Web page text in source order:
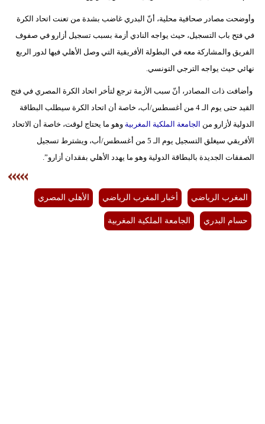
علوم
وتكنولوجيا
مدوَّنات
وأوضحت مصادر صحافية محلية، أنّ البدري غاضب بشدة من تعنت اتحاد الكرة
في فتح باب التسجيل، حيث يواجه النادي أزمة بسبب تسجيل أزارو في صفوف
الفريق والمشاركة معه في البطولة الأفريقية التي وصل الأهلي فيها لدور الربع
نهائي حيث يواجه الترجي التونسي.
وأضافت ذات المصادر، أنّ سبب الأزمة ترجع لتأخر اتحاد الكرة المصري في فتح
القيد حتى يوم الـ 4 من أغسطس/أب، خاصة أن اتحاد الكرة سيطلب البطاقة
الدولية لأزارو من الجامعة الملكية المغربيةوهو ما يحتاج لوقت، خاصة أن الاتحاد
الأفريقي سيغلق التسجيل يوم الـ 5 من أغسطس/أب، ويشترط تسجيل
الصفقات الجديدة بالبطاقة الدولية وهو ما يهدد الأهلي بفقدان أزارو”.
المغرب الرياضي أخبار المغرب الرياضي الأهلي المصري
حسام البدري الجامعة الملكية المغربية